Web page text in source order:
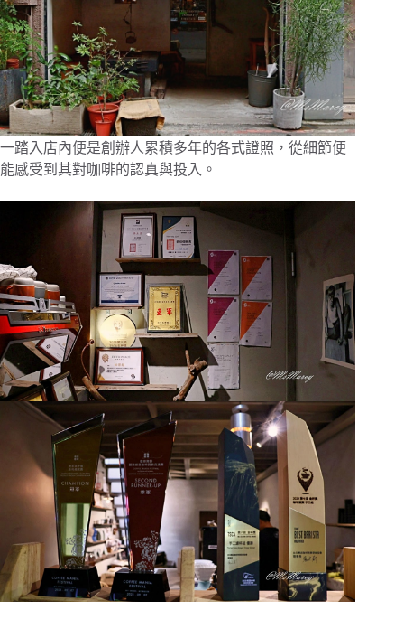
一踏入店內便是創辦人累積多年的各式證照，從細節便
能感受到其對咖啡的認真與投入。